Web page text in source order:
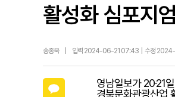
활성화 심포지엄
송종욱 입력 2024-06-21 07:43 | 수정
영남일보가 20·21
경북문화관광산업